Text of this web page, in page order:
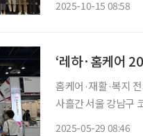
2025-10-15 08:58
홈케어·재활·복지
사흘간 서울 강남구
2025-05-29 08:46